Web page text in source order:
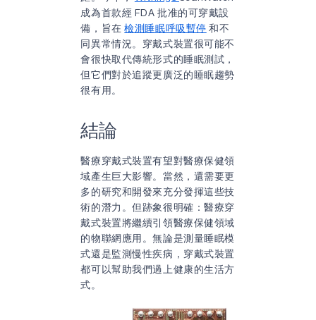
成為首款經 FDA 批准的可穿戴設
備，旨在檢測睡眠呼吸暫停 和不
同異常情況。穿戴式裝置很可能不
會很快取代傳統形式的睡眠測試，
但它們對於追蹤更廣泛的睡眠趨勢
很有用。
結論
醫療穿戴式裝置有望對醫療保健領
域產生巨大影響。當然，還需要更
多的研究和開發來充分發揮這些技
術的潛力。但跡象很明確：醫療穿
戴式裝置將繼續引領醫療保健領域
的物聯網應用。無論是測量睡眠模
式還是監測慢性疾病，穿戴式裝置
都可以幫助我們過上健康的生活方
式。